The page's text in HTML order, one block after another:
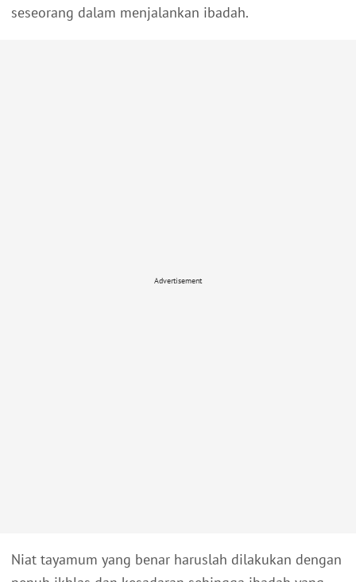
seseorang dalam menjalankan ibadah.
Advertisement
Niat tayamum yang benar haruslah dilakukan dengan